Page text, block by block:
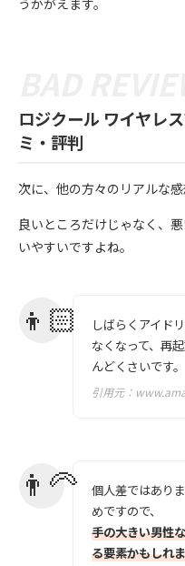
ロジクール ワイヤレ
ミ・評判
次に、他の方々のリアルな
良いところだけじゃなく、
いやすいですよね。
しばらくアイド
なくなって、再
んどくさいです。
引用元：
個人差ではあり
めですので、
手の大きい男性
る要素かもしれ